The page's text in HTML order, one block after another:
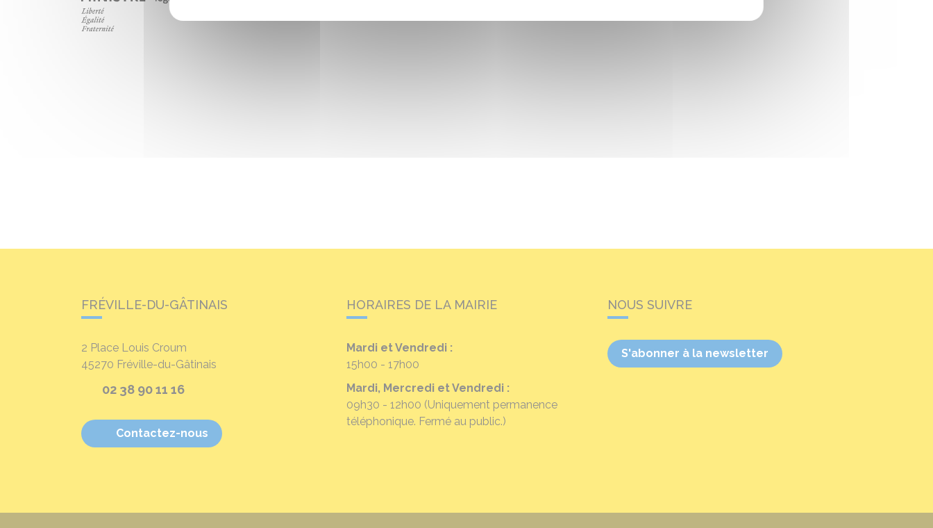
FRÉVILLE-DU-GÂTINAIS
2 Place Louis Croum
45270 Fréville-du-Gâtinais
02 38 90 11 16
Contactez-nous
HORAIRES DE LA MAIRIE
Mardi et Vendredi :
15h00 - 17h00
Mardi, Mercredi et Vendredi :
09h30 - 12h00 (Uniquement permanence
téléphonique. Fermé au public.)
NOUS SUIVRE
S'abonner à la newsletter